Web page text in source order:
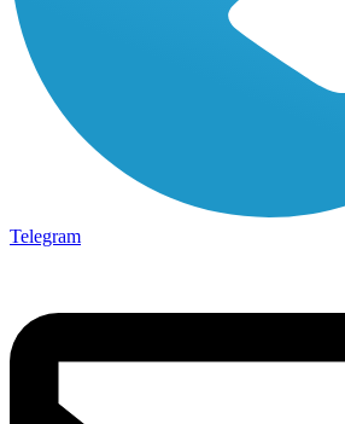
Telegram